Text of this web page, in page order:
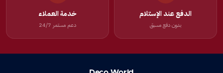
الدفع عند الإستلام
بدون دفع مسبق
خدمة العملاء
دعم مستمر 24/7